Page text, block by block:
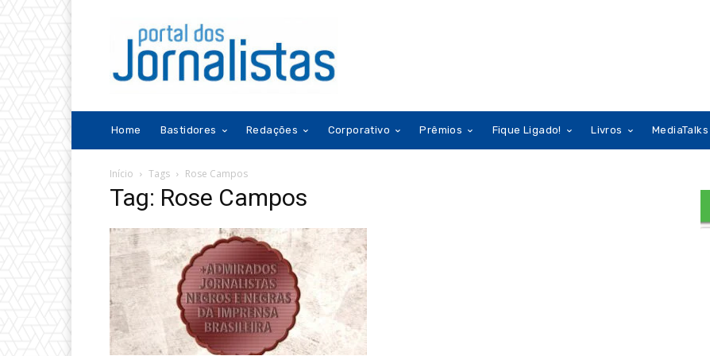
Home Bastidores Redações Corporativo Prêmios Fique Ligado! Livros MediaTalks
Início Tags Rose Campos
Tag: Rose Campos